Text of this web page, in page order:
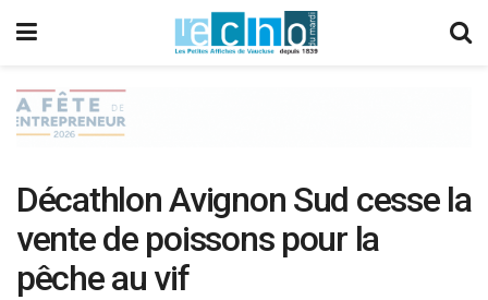
Décathlon Avignon Sud cesse la
vente de poissons pour la
pêche au vif